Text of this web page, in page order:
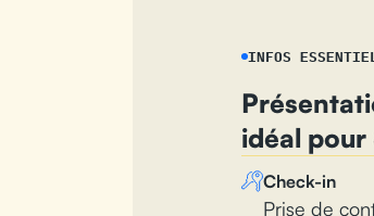
INFOS
idéal
Check-in
Prise de